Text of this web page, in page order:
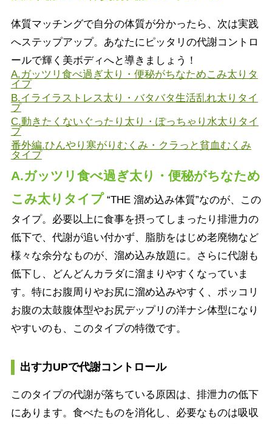
体質マッチングで自分の体質が分かったら、次は実践
へステップアップ。あなたにピッタリの代謝コントロ
ールで輝く美ボディへと導きましょう！
A.ガッツリ食べ過ぎ太り・便秘がちなためこみ太りタ
イプ
B.イライラストレス太り・バタバタ生活乱れ太りタイ
プ
C.動きたくないぐったり太り・ぽっちゃり水太りタイ
プ
番外編.ひんやり寒がりむくみ・クラっと貧血むくみ
タイプ
A.ガッツリ食べ過ぎ太り・便秘がちなため
こみ太りタイプ “THE 溜め込み体質”なのが、この
タイプ。必要以上に食事を摂ってしまったり排泄力の
低下で、代謝が追い付かず、脂肪をはじめ老廃物など
様々な余分なものが、溜め込み放題に。さらに代謝も
低下し、どんどんカラダに溜まりやすくなっていま
す。特にお腹周りやお尻に溜め込みやすく、ポッコリ
お腹の太鼓腹体型やお尻デップリの洋ナシ体型になり
やすいのも、このタイプの特徴です。
出す力UPで代謝コントロール
このタイプの代謝が落ちている原因は、排泄力の低下
にあります。食べたものを消化し、必要なものは吸収